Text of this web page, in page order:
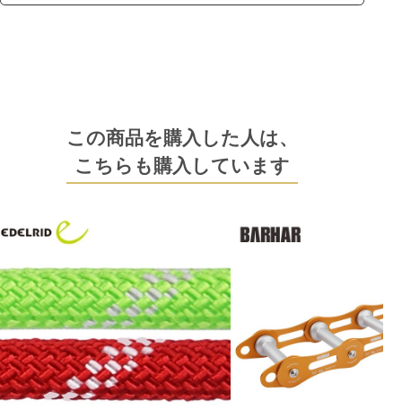
この商品を購入した人は、
こちらも購入しています